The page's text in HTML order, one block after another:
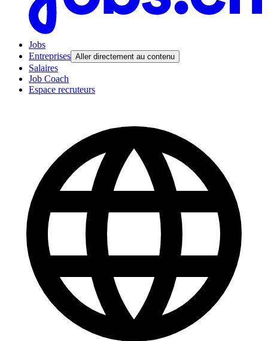
Jobs
Entreprises Aller directement au contenu
Salaires
Job Coach
Espace recruteurs